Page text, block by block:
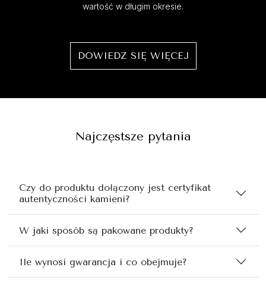
wartość w długim okresie.
DOWIEDZ SIĘ WIĘCEJ
Najczęstsze pytania
Czy do produktu dołączony jest certyfikat
autentyczności kamieni?
W jaki sposób są pakowane produkty?
Ile wynosi gwarancja i co obejmuje?